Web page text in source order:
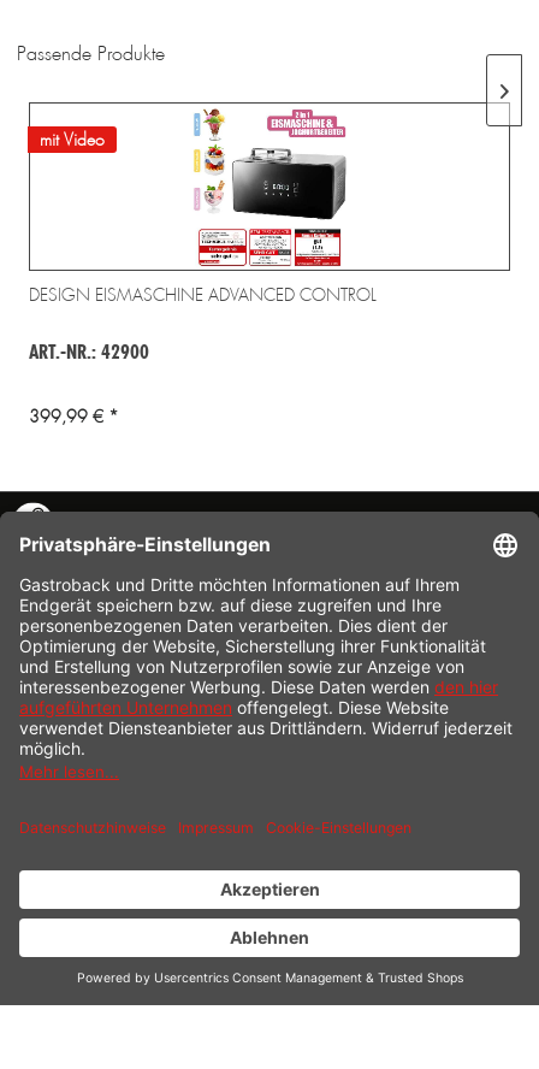
Passende Produkte
mit Video
DESIGN EISMASCHINE ADVANCED CONTROL
ART.-NR.: 42900
399,99 € *
SERVICE HOTLINE
INFORMATION
SHOP SERVICE